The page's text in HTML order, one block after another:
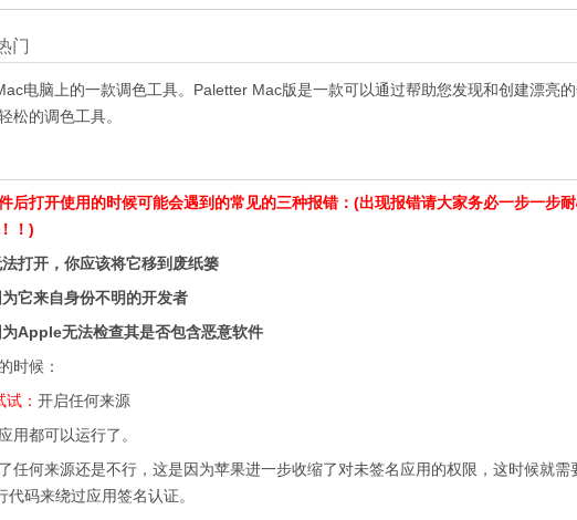
门
脑上的一款调色工具。Paletter Mac版是一款可以通过帮助您发现和创建漂亮
松的调色工具。
后打开使用的时候可能会遇到的常见的三种报错：(出现报错请大家务必一步一步
！)
打开，你应该将它移到废纸篓
它来自身份不明的开发者
Apple无法检查其是否包含恶意软件
候：
： 开启任何来源
都可以运行了。
何来源还是不行，这是因为苹果进一步收缩了对未签名应用的权限，这时候就需
代码来绕过应用签名认证。